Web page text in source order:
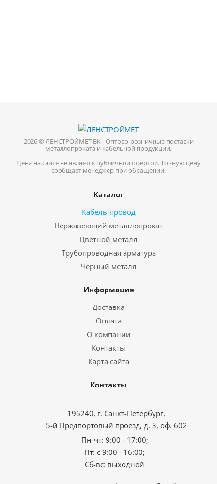
2026 © ЛЕНСТРОЙМЕТ ВК - Оптово-розничные поставки
металлопроката и кабельной продукции.
Цена на сайте не является публичной офертой. Точную цену
сообщает менеджер при обращении.
Каталог
Кабель-провод
Нержавеющий металлопрокат
Цветной металл
Трубопроводная арматура
Черный металл
Информация
Доставка
Оплата
О компании
Контакты
Карта сайта
Контакты
196240, г. Санкт-Петербург,
5-й Предпортовый проезд, д. 3, оф. 602
Пн-чт: 9:00 - 17:00;
Пт: с 9:00 - 16:00;
Сб-вс: выходной